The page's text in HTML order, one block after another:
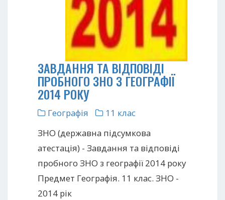
ЗАВДАННЯ ТА ВІДПОВІДІ
ПРОБНОГО ЗНО З ГЕОГРАФІЇ
2014 РОКУ
Географія
11 клас
ЗНО (державна підсумкова
атестація) - Завдання та відповіді
пробного ЗНО з географії 2014 року
Предмет Географія. 11 клас. ЗНО -
2014 рік